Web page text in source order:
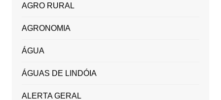
AGRO RURAL
AGRONOMIA
ÁGUA
ÁGUAS DE LINDÓIA
ALERTA GERAL